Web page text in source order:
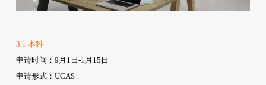
3.1 本科
申请时间 ：9月1日-1月15日
申请形式：UCAS